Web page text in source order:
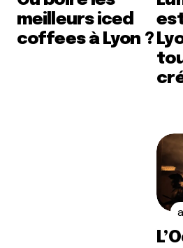
meilleurs iced
coffees à Lyon ?